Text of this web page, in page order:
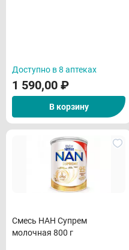
Доступно в 8 аптеках
1 590,00 ₽
В корзину
Смесь НАН Супрем
молочная 800 г